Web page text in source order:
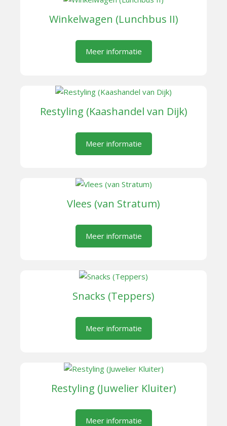
Winkelwagen (Lunchbus II)
Meer informatie
Restyling (Kaashandel van Dijk)
Meer informatie
Vlees (van Stratum)
Meer informatie
Snacks (Teppers)
Meer informatie
Restyling (Juwelier Kluiter)
Meer informatie